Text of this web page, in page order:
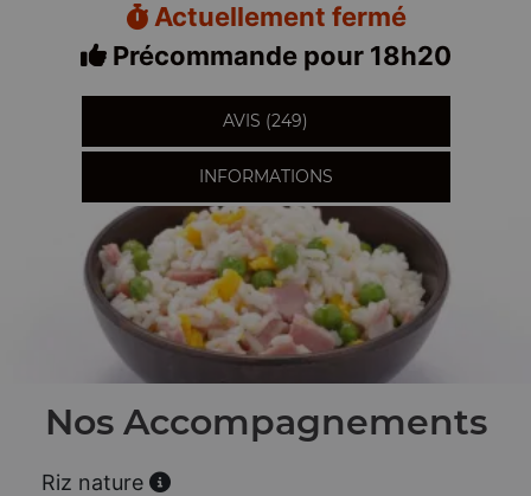
Actuellement fermé
Précommande pour 18h20
AVIS (249)
INFORMATIONS
Nos Accompagnements
Riz nature